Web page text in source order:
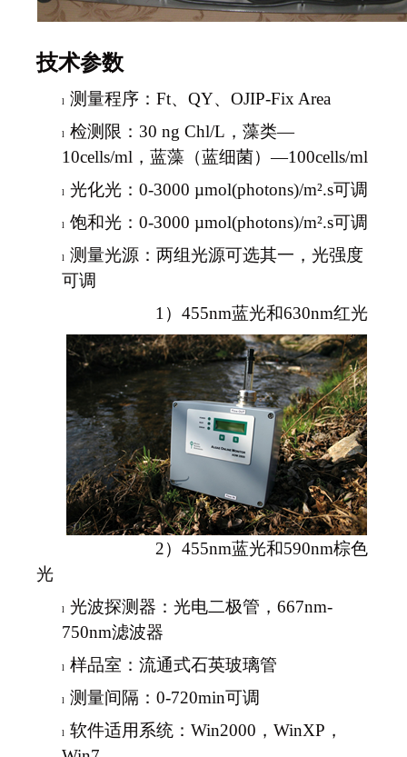
技术参数
l 测量程序： Ft、QY、OJIP-Fix Area
l
检测限：30 ng Chl/L，藻类—
10cells/ml， 蓝藻（蓝细菌）—100cells/ml
l 光化光：0-3000 µmol(photons)/m².s可调
l 饱和光： 0-3000 µmol(photons)/m².s可调
l 测量光源：两组光源可选其一， 光强度
可调
1 ）455nm蓝光和630nm红光
2）455nm蓝光和590nm棕色
光
l 光波探测器 ： 光电二极管，667nm-
750nm滤波器
l 样品室：流通式石英玻璃管
l 测量间隔：0-720min可调
l
软件适用系统：Win2000，WinXP，